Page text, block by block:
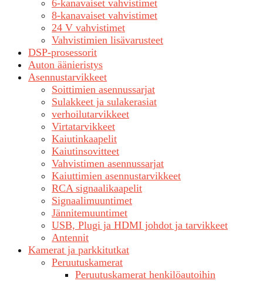
6-kanavaiset vahvistimet
8-kanavaiset vahvistimet
24 V vahvistimet
Vahvistimien lisävarusteet
DSP-prosessorit
Auton äänieristys
Asennustarvikkeet
Soittimien asennussarjat
Sulakkeet ja sulakerasiat
verhoilutarvikkeet
Virtatarvikkeet
Kaiutinkaapelit
Kaiutinsovitteet
Vahvistimen asennussarjat
Kaiuttimien asennustarvikkeet
RCA signaalikaapelit
Signaalimuuntimet
Jännitemuuntimet
USB, Plugi ja HDMI johdot ja tarvikkeet
Antennit
Kamerat ja parkkitutkat
Peruutuskamerat
Peruutuskamerat henkilöautoihin